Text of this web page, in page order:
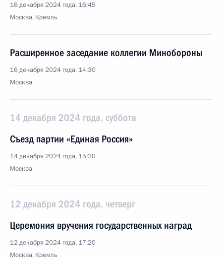
16 декабря 2024 года, 16:45
Москва, Кремль
Расширенное заседание коллегии Минобороны
16 декабря 2024 года, 14:30
Москва
14 декабря 2024 года, суббота
Съезд партии «Единая Россия»
14 декабря 2024 года, 15:20
Москва
12 декабря 2024 года, четверг
Церемония вручения государственных наград
12 декабря 2024 года, 17:20
Москва, Кремль